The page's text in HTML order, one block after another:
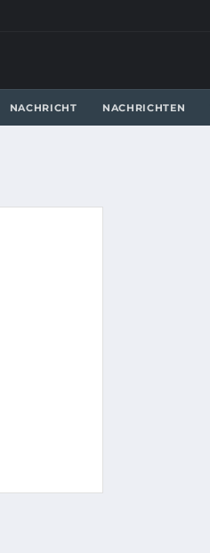
NACHRICHT NACHRICHTEN